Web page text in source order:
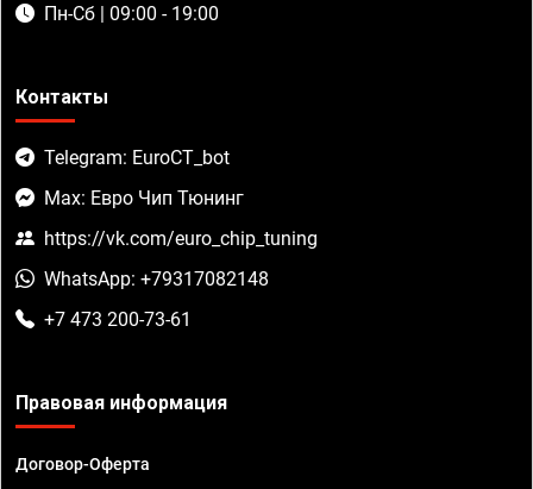
Пн-Сб | 09:00 - 19:00
Контакты
Telegram: EuroCT_bot
Max: Евро Чип Тюнинг
https://vk.com/euro_chip_tuning
WhatsApp: +79317082148
+7 473 200-73-61
Правовая информация
Договор-Оферта